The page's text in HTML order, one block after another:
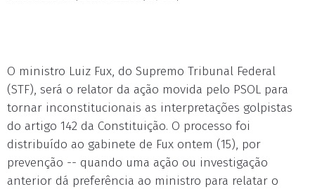
O ministro Luiz Fux, do Supremo Tribunal Federal
(STF), será o relator da ação movida pelo PSOL para
tornar inconstitucionais as interpretações golpistas
do artigo 142 da Constituição. O processo foi
distribuído ao gabinete de Fux ontem (15), por
prevenção -- quando uma ação ou investigação
anterior dá preferência ao ministro para relatar o